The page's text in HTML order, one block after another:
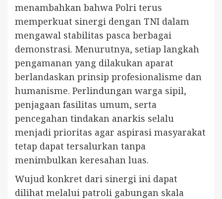
menambahkan bahwa Polri terus
memperkuat sinergi dengan TNI dalam
mengawal stabilitas pasca berbagai
demonstrasi. Menurutnya, setiap langkah
pengamanan yang dilakukan aparat
berlandaskan prinsip profesionalisme dan
humanisme. Perlindungan warga sipil,
penjagaan fasilitas umum, serta
pencegahan tindakan anarkis selalu
menjadi prioritas agar aspirasi masyarakat
tetap dapat tersalurkan tanpa
menimbulkan keresahan luas.
Wujud konkret dari sinergi ini dapat
dilihat melalui patroli gabungan skala